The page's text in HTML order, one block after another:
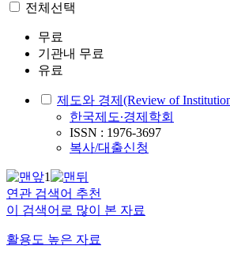
전체선택
무료
기관내 무료
유료
제도와 경제(Review of
한국제도∙경제학회
ISSN : 1976-3697
복사/대출신청
1
연관 검색어 추천
이 검색어로 많이 본 자료
활용도 높은 자료